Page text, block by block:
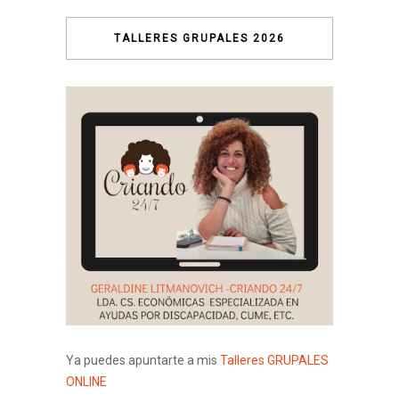
TALLERES GRUPALES 2026
Ya puedes apuntarte a mis Talleres GRUPALES
ONLINE